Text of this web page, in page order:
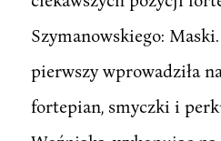
Szymanowskiego:
pierwszy wprowadziła
fortepian, smyczki i